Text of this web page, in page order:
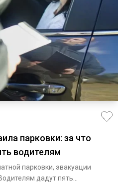
парковки: за что
водителям
парковки, эвакуации
дадут пять